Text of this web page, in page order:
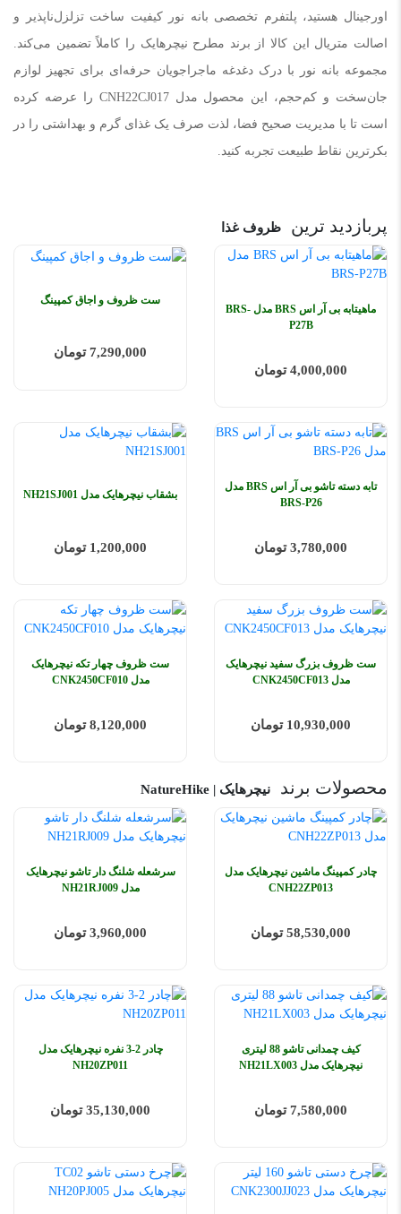
اورجینال هستید، پلتفرم تخصصی بانه نور کیفیت ساخت تزلزل‌ناپذیر و
اصالت متریال این کالا از برند مطرح نیچرهایک را کاملاً تضمین می‌کند.
مجموعه بانه نور با درک دغدغه ماجراجویان حرفه‌ای برای تجهیز لوازم
جان‌سخت و کم‌حجم، این محصول مدل CNH22CJ017 را عرضه کرده
است تا با مدیریت صحیح فضا، لذت صرف یک غذای گرم و بهداشتی را در
بکرترین نقاط طبیعت تجربه کنید.
پربازدید ترین ظروف غذا
ماهیتابه بی آر اس BRS مدل BRS-
P27B
4,000,000 تومان
ست ظروف و اجاق کمپینگ
7,290,000 تومان
تابه دسته تاشو بی آر اس BRS مدل
BRS-P26
3,780,000 تومان
بشقاب نیچرهایک مدل NH21SJ001
1,200,000 تومان
ست ظروف بزرگ سفید نیچرهایک
مدل CNK2450CF013
10,930,000 تومان
ست ظروف چهار تکه نیچرهایک
مدل CNK2450CF010
8,120,000 تومان
محصولات برند نیچرهایک | NatureHike
چادر کمپینگ ماشین نیچرهایک مدل
CNH22ZP013
58,530,000 تومان
سرشعله شلنگ دار تاشو نیچرهایک
مدل NH21RJ009
3,960,000 تومان
کیف چمدانی تاشو 88 لیتری
نیچرهایک مدل NH21LX003
7,580,000 تومان
چادر 2-3 نفره نیچرهایک مدل
NH20ZP011
35,130,000 تومان